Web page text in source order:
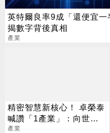
英特爾良率9成「還便宜一半
揭數字背後真相
產業
精密智慧新核心！ 卓榮泰
喊讚「1產業」：向世界
展現台灣國力
產業